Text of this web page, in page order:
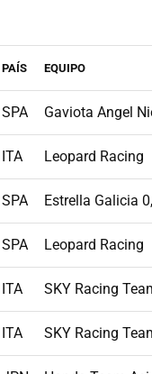
PAÍS EQUIPO
SPA Gaviota Angel
ITA Leopard Racing
SPA Estrella Galicia
SPA Leopard Racing
ITA SKY Racing
ITA SKY Racing